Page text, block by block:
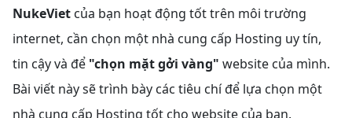
NukeViet của bạn hoạt động tốt trên môi trường
internet, cần chọn một nhà cung cấp Hosting uy tín,
tin cậy và để "chọn mặt gởi vàng" website của mình.
Bài viết này sẽ trình bày các tiêu chí để lựa chọn một
nhà cung cấp Hosting tốt cho website của bạn.